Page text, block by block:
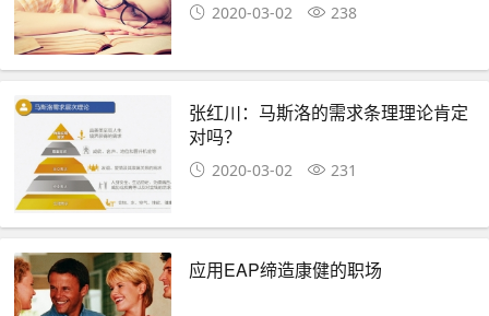
2020-03-02 238
张红川：马斯洛的需求条理理论肯定
对吗？
2020-03-02 231
应用EAP缔造康健的职场